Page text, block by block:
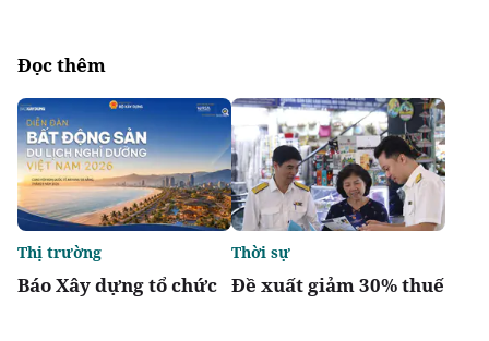
Đọc thêm
Báo Xây dựng tổ chức
Thị trường
Đề xuất giảm 30% thuế
Thời sự